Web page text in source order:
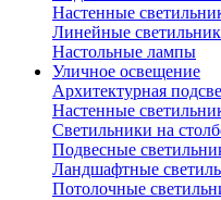
Настенные
Линейные
Настольные лампы
Уличное освещение
Архитектурная
Настенные
Светильники на
Подвесные
Ландшафтные
Потолочные